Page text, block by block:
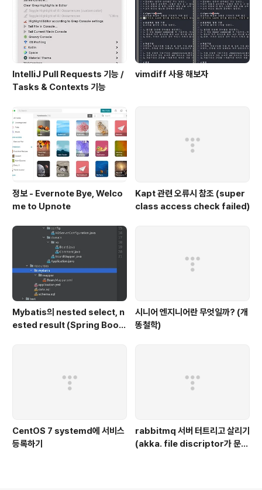
IntelliJ Pull Requests 기능 /
Tasks & Contexts 기능
vimdiff 사용 해보자
정보 - Evernote Bye, Welco
me to Upnote
Kapt 관련 오류시 참조 (super
class access check failed)
Mybatis의 nested select, n
ested result (Spring Boot,
시니어 엔지니어란 무엇일까? (개
똥철학)
CentOS 7 systemd에 서비스
등록하기
rabbitmq 서버 터트리고 살리기
(akka. file discriptor가 문제